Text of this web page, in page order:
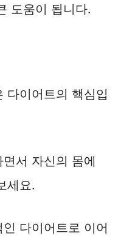
도움이 됩니다.
다이어트의 핵심입
서 자신의 몸에
세요.
다이어트로 이어